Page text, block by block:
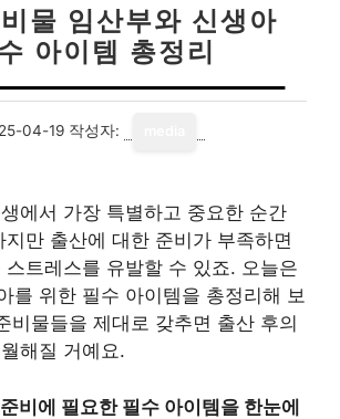
물 임산부와 신생아
아이템 총정리
04-19 작성자:
에서 가장 특별하고 중요한 순간
만 출산에 대한 준비가 부족하면
스트레스를 유발할 수 있죠. 오늘은
를 위한 필수 아이템을 총정리해 보
비물들을 제대로 갖추면 출산 후의
해질 거예요.
비에 필요한 필수 아이템을 한눈에